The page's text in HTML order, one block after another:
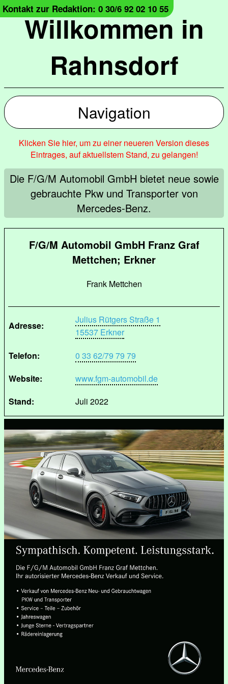
Willkommen in
Rahnsdorf
Kontakt zur Redaktion: 0 30/6 92 02 10 55
Navigation
Klicken Sie hier, um zu einer neueren Version dieses
Eintrages, auf aktuellstem Stand, zu gelangen!
Die F/G/M Automobil GmbH bietet neue sowie
gebrauchte Pkw und Transporter von
Mercedes-Benz.
F/G/M Automobil GmbH Franz Graf
Mettchen; Erkner
Frank Mettchen
Adresse:
Julius Rütgers Straße 1
15537 Erkner
Telefon:
0 33 62/79 79 79
Website:
www.fgm-automobil.de
Stand:
Juli 2022